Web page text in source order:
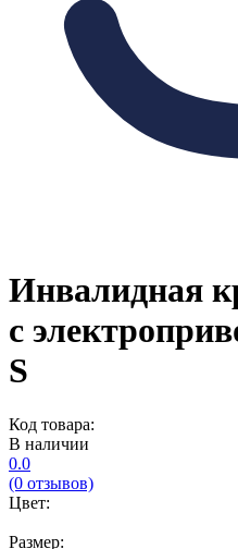
Инвалидная
с
S
Код товара:
В наличии
0.0
(0 отзывов)
Цвет:
Размер: